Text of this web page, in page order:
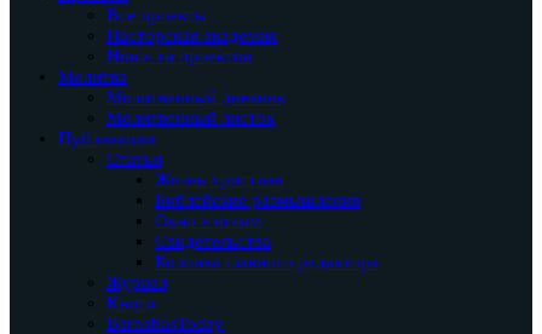
Все проекты
Пасторская академия
Новости проектов
Молитва
Молитвенный дневник
Молитвенный листок
Публикации
Статьи
Жизнь христиан
Библейские размышления
Окно в ислам
Свидетельства
Колонка главного редактора
Журнал
Книги
BarnabasToday